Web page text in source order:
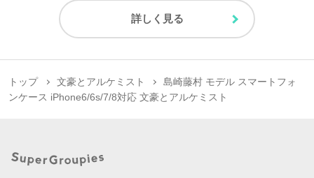
詳しく見る
トップ 文豪とアルケミスト
島崎藤村 モデル スマートフォ
ンケース iPhone6/6s/7/8対応 文豪とアルケミスト